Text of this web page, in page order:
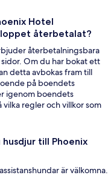
Hotel
återbetalat?
återbetalningsbara
sidor. Om du har bokat ett
detta avbokas fram till
på boendets
igenom boendets
regler och villkor som
till Phoenix
är välkomna.